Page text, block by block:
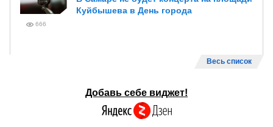
Куйбышева в День города
666
Весь список
Добавь себе виджет!